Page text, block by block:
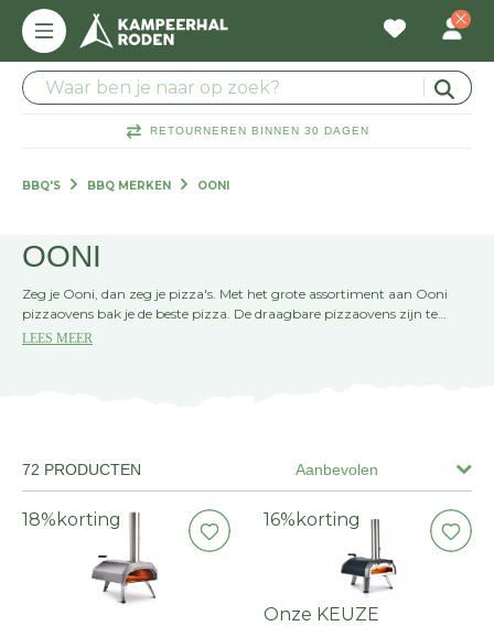
RETOURNEREN BINNEN 30 DAGEN
BBQ'S BBQ MERKEN OONI
OONI
Zeg je Ooni, dan zeg je pizza's. Met het grote assortiment aan Ooni
pizzaovens bak je de beste pizza. De draagbare pizzaovens zijn te
gebruiken in de keuken, tuin of ergens anders. Ontdek het assortiment
LEES MEER
Aanbevolen
72 PRODUCTEN
18% korting 16% korting
Onze KEUZE